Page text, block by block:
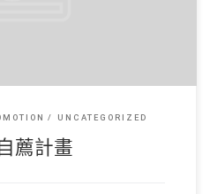
UNCATEGORIZED
薦計畫